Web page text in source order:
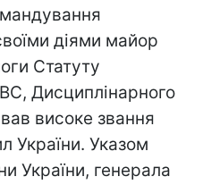
діями майор
Статуту
Дисциплінарного
високе звання
України. Указом
України, генерала